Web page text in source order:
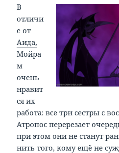
В
отличи
е от
Аида,
Мойра
м
очень
нравит
ся их
работа: все три сестры с
Атропос перерезает
при этом они не станут
нить того, кому ещё не